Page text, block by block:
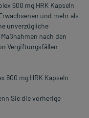
600 mg HRK Kapseln
und mehr als
unverzügliche
nach den
Vergiftungsfällen
600 mg HRK Kapseln
Sie die vorherige